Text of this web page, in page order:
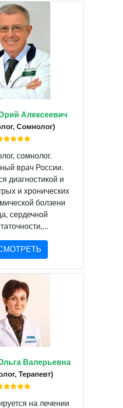
Алексеевич
Сомнолог)
сомнолог.
врач России.
диагностикой и
и хронических
болзени
сердечной
Валерьевна
Терапевт)
на лечении